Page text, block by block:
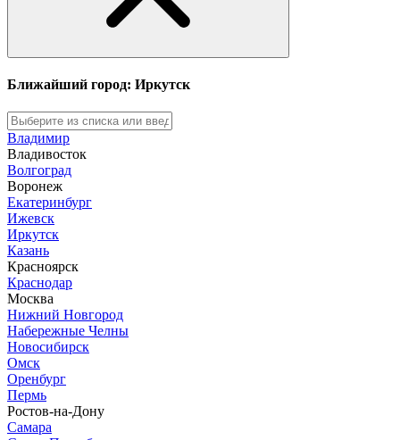
Ближайший город: Иркутск
Владимир
Владивосток
Волгоград
Воронеж
Екатеринбург
Ижевск
Иркутск
Казань
Красноярск
Краснодар
Москва
Нижний Новгород
Набережные Челны
Новосибирск
Омск
Оренбург
Пермь
Ростов-на-Дону
Самара